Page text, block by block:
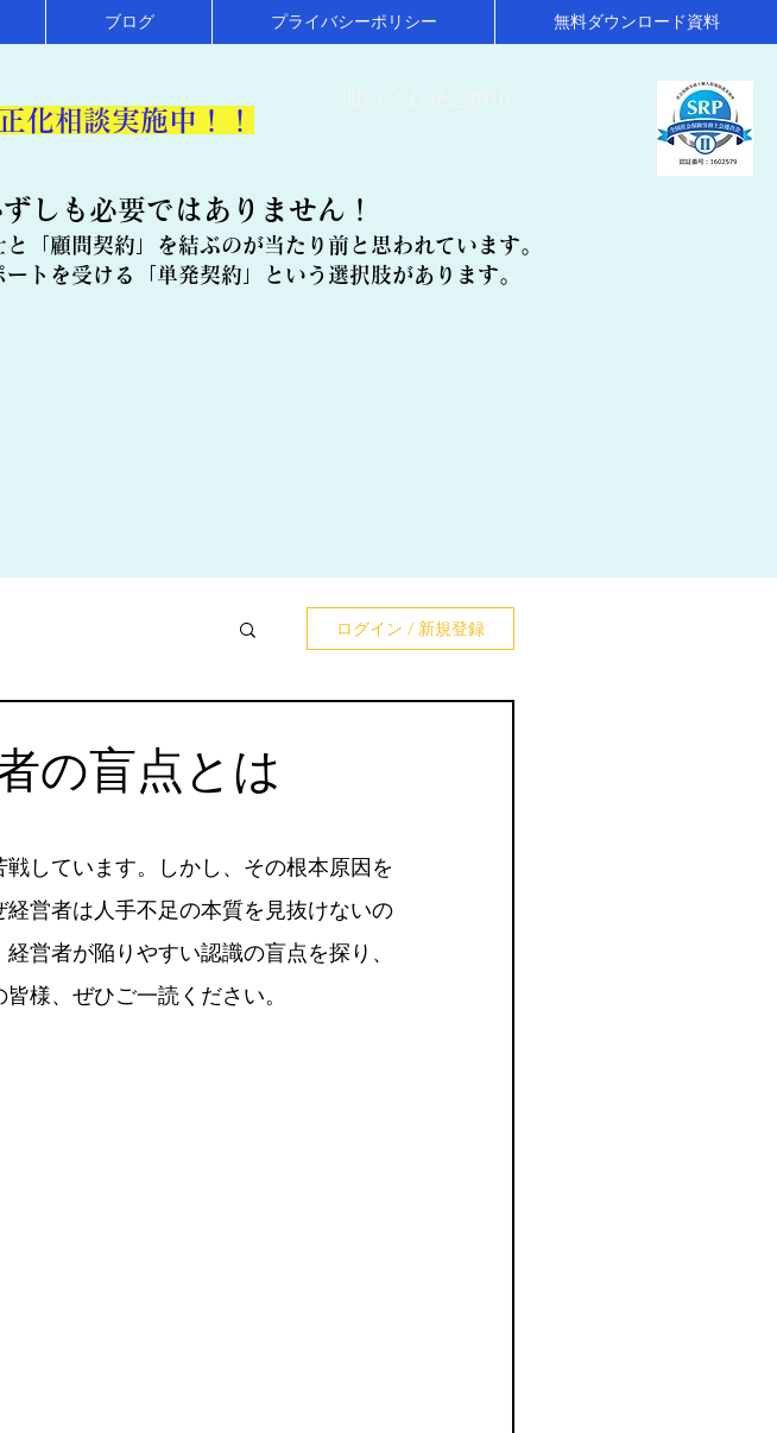
化相談実施中！！
しも必要ではありません！
「顧問契約」を結ぶのが当たり前と思われています。
トを受ける「単発契約」という選択肢があります。
ブログ プライバシーポリシー 無料ダウンロード資料
ログイン / 新規登録
の盲点とは
しています。しかし、その根本原因を
営者は人手不足の本質を見抜けないの
営者が陥りやすい認識の盲点を探り、
様、ぜひご一読ください。